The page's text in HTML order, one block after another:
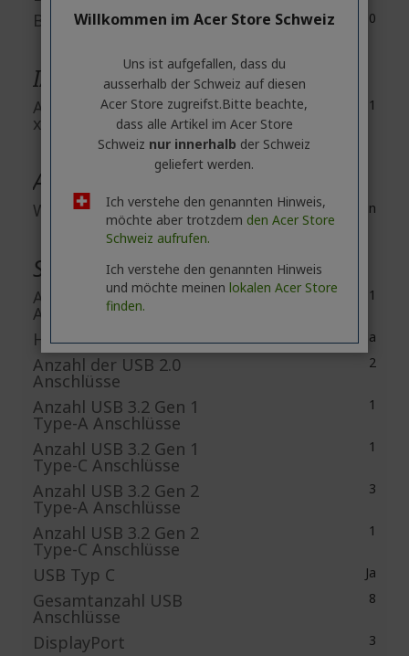
Bluetooth Standard Bluetooth 5.0
I/O Erweiterungen
Anzahl der PCI Express
x16 Steckplätze
1
Ausstattung
Webcam Nein
Schnittstellen / Anschlüsse
Anzahl der HDMI-
Anschlüsse
1
HDMI Ja
Anzahl der USB 2.0
Anschlüsse
2
Anzahl USB 3.2 Gen 1
Type-A Anschlüsse
1
Anzahl USB 3.2 Gen 1
Type-C Anschlüsse
1
Anzahl USB 3.2 Gen 2
Type-A Anschlüsse
3
Anzahl USB 3.2 Gen 2
Type-C Anschlüsse
1
USB Typ C Ja
Gesamtanzahl USB
Anschlüsse
8
DisplayPort 3
Willkommen im Acer Store Schweiz
Uns ist aufgefallen, dass du
ausserhalb ​der Schweiz auf diesen
Acer Store zugreifst.​Bitte beachte,
dass alle Artikel im Acer Store
Schweiz nur innerhalb der Schweiz
geliefert werden.
Ich verstehe den genannten Hinweis,
möchte aber trotzdem den Acer Store
Schweiz aufrufen.
Ich verstehe den genannten Hinweis
und möchte meinen lokalen Acer Store
finden.